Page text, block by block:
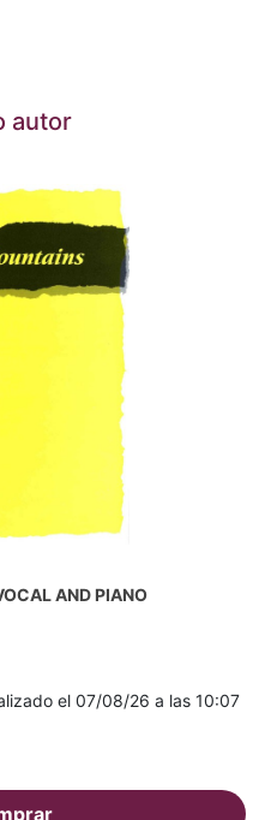
autor
AND PIANO
el 07/08/26 a las 10:07